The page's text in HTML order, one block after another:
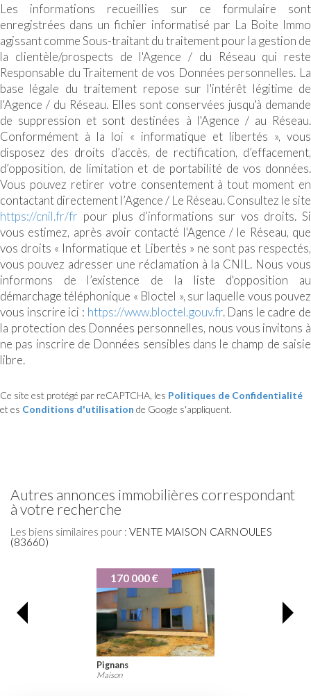
Les informations recueillies sur ce formulaire sont
enregistrées dans un fichier informatisé par La Boite Immo
agissant comme Sous-traitant du traitement pour la gestion de
la clientèle/prospects de l'Agence / du Réseau qui reste
Responsable du Traitement de vos Données personnelles. La
base légale du traitement repose sur l'intérêt légitime de
l'Agence / du Réseau. Elles sont conservées jusqu'à demande
de suppression et sont destinées à l'Agence / au Réseau.
Conformément à la loi « informatique et libertés », vous
disposez des droits d’accès, de rectification, d’effacement,
d’opposition, de limitation et de portabilité de vos données.
Vous pouvez retirer votre consentement à tout moment en
contactant directement l’Agence / Le Réseau. Consultez le site
https://cnil.fr/fr pour plus d’informations sur vos droits. Si
vous estimez, après avoir contacté l'Agence / le Réseau, que
vos droits « Informatique et Libertés » ne sont pas respectés,
vous pouvez adresser une réclamation à la CNIL. Nous vous
informons de l’existence de la liste d'opposition au
démarchage téléphonique « Bloctel », sur laquelle vous pouvez
vous inscrire ici : https://www.bloctel.gouv.fr. Dans le cadre de
la protection des Données personnelles, nous vous invitons à
ne pas inscrire de Données sensibles dans le champ de saisie
libre.
Ce site est protégé par reCAPTCHA, les Politiques de Confidentialité
et es Conditions d'utilisation de Google s'appliquent.
autres annonces immobilières correspondant
à votre recherche
Les biens similaires pour : VENTE MAISON CARNOULES
(83660)
170 000 €
Pignans
Maison